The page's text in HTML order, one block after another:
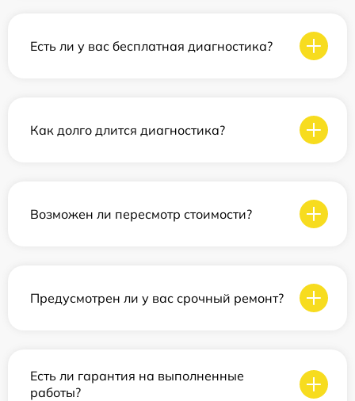
Есть ли у вас бесплатная диагностика?
Как долго длится диагностика?
Возможен ли пересмотр стоимости?
Предусмотрен ли у вас срочный ремонт?
Есть ли гарантия на выполненные
работы?